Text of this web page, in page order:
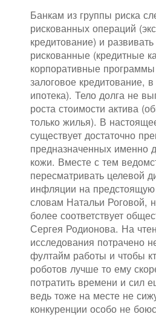
Банкам из группы риска
рискованных операций
кредитование) и
рискованные (кредитные
корпоративные
залоговое кредитование,
ипотека). Тело долга не
роста стоимости актива
только жилья). В
существует достаточно
предназначенных именно
кожи. Вместе с тем
пересматривать целевой
инфляции на предстоящую
словам Натальи Роговой,
более соответствует
Сергея Родионова. На
исследования потрачено
фултайм работы и чтобы
роботов лучше то ему
потратить времени и сил
ведь тоже на месте не
конкуренции особо не